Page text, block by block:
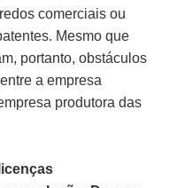
comerciais ou
Mesmo que
portanto, obstáculos
a empresa
produtora das